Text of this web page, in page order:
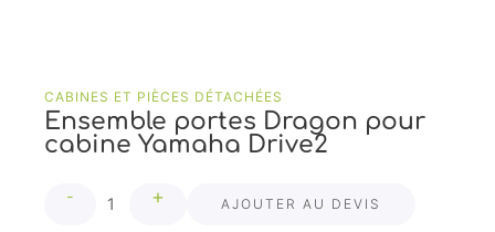
CABINES ET PIÈCES DÉTACHÉES
Ensemble portes Dragon pour
cabine Yamaha Drive2
- + AJOUTER AU DEVIS